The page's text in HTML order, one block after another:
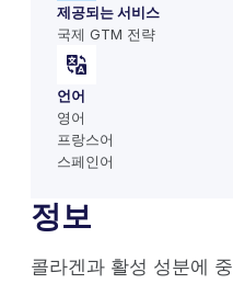
제공되는 서비스
국제 GTM 전략
언어
영어
프랑스어
스페인어
정보
콜라겐과 활성 성분에